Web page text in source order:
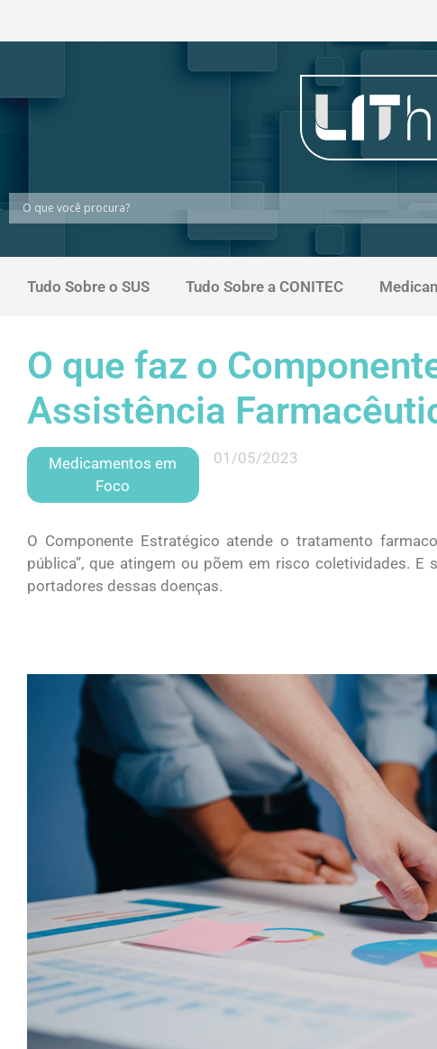
Tudo Sobre o SUS Tudo Sobre a CONITEC
O que faz o
Assistência
Medicamentos em
Foco
01/05/2023
O Componente Estratégico atende o tratamento
pública”, que atingem ou põem em risco coletividades.
portadores dessas doenças.